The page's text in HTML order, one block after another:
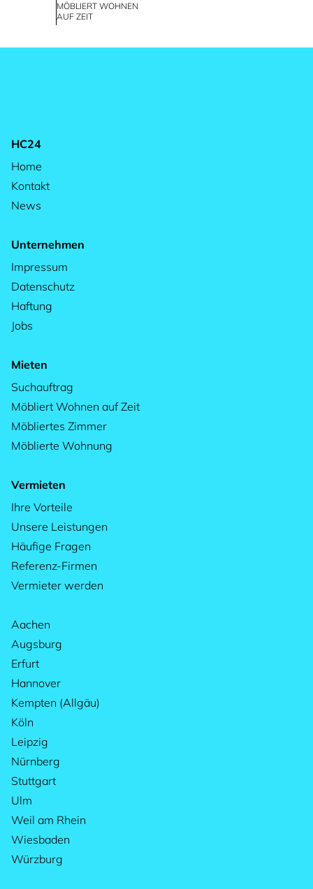
MÖBLIERT WOHNEN
AUF ZEIT
HC24
Home
Kontakt
News
Unternehmen
Impressum
Datenschutz
Haftung
Jobs
Mieten
Suchauftrag
Möbliert Wohnen auf Zeit
Möbliertes Zimmer
Möblierte Wohnung
Vermieten
Ihre Vorteile
Unsere Leistungen
Häufige Fragen
Referenz-Firmen
Vermieter werden
Aachen
Augsburg
Erfurt
Hannover
Kempten (Allgäu)
Köln
Leipzig
Nürnberg
Stuttgart
Ulm
Weil am Rhein
Wiesbaden
Würzburg